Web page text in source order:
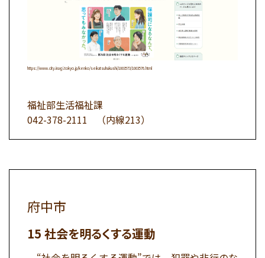
https://www.city.inagi.tokyo.jp/kenko/seikatsuhukushi/1003573/1003576.html
福祉部生活福祉課
042-378-2111
（内線213）
府中市
社会を明るくする運動